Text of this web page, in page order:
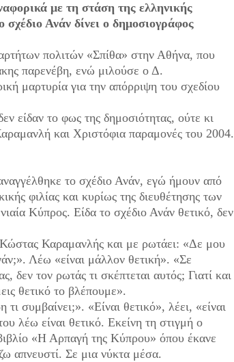
με τη στάση της ελληνικής
Ανάν δίνει ο δημοσιογράφος
πολιτών «Σπίθα» στην Αθήνα, που
παρενέβη, ενώ μιλούσε ο Δ.
μαρτυρία για την απόρριψη του σχεδίου
είδαν το φως της δημοσιότητας, ούτε κι
και Χριστόφια παραμονές του 2004.
το σχέδιο Ανάν, εγώ ήμουν από
φιλίας και κυρίως της διευθέτησης των
Κύπρος. Είδα το σχέδιο Ανάν θετικό, δεν
Καραμανλής και με ρωτάει: «Δε μου
Λέω «είναι μάλλον θετική». «Σε
δεν τον ρωτάς τι σκέπτεται αυτός; Γιατί και
θετικό το βλέπουμε».
συμβαίνει;». «Είναι θετικό», λέει, «είναι
λέω είναι θετικό. Εκείνη τη στιγμή ο
«Η Αρπαγή της Κύπρου» όπου έκανε
απνευστί. Σε μια νύκτα μέσα.